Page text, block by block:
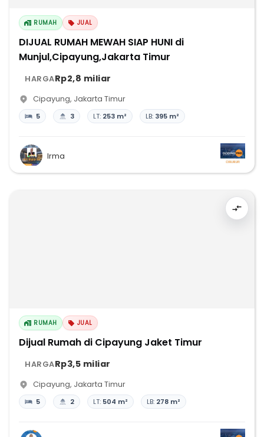
RUMAH JUAL
DIJUAL RUMAH MEWAH SIAP HUNI di
Munjul,Cipayung,Jakarta Timur
HARGARp2,8 miliar
Cipayung, Jakarta Timur
5 3 LT: 253 m² LB: 395 m²
Irma
RUMAH JUAL
Dijual Rumah di Cipayung Jaket Timur
HARGARp3,5 miliar
Cipayung, Jakarta Timur
5 2 LT: 504 m² LB: 278 m²